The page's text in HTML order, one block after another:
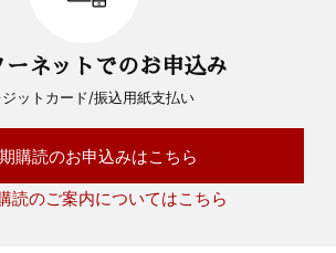
ーネットでのお申込み
ットカード/振込用紙支払い
購読のお申込みはこちら
読のご案内についてはこちら